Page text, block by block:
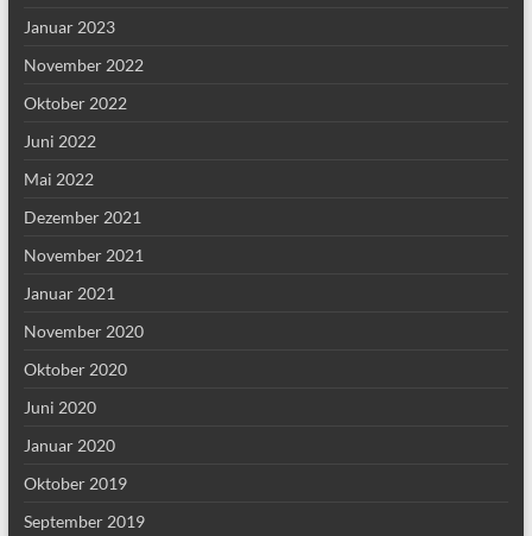
Januar 2023
November 2022
Oktober 2022
Juni 2022
Mai 2022
Dezember 2021
November 2021
Januar 2021
November 2020
Oktober 2020
Juni 2020
Januar 2020
Oktober 2019
September 2019